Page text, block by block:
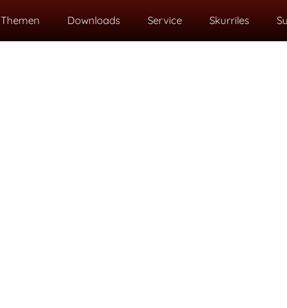
Themen Downloads Service Skurriles